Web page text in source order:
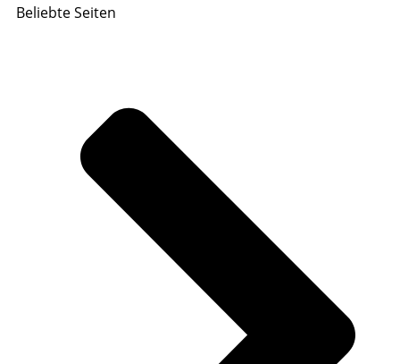
Beliebte Seiten